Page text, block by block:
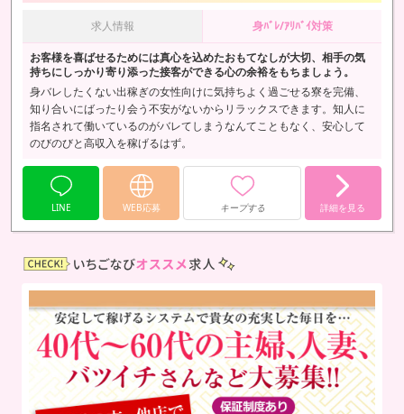
求人情報 身ﾊﾞﾚ/ｱﾘﾊﾞｲ対策
お客様を喜ばせるためには真心を込めたおもてなしが大切、相手の気
持ちにしっかり寄り添った接客ができる心の余裕をもちましょう。
身バレしたくない出稼ぎの女性向けに気持ちよく過ごせる寮を完備、
知り合いにばったり会う不安がないからリラックスできます。知人に
指名されて働いているのがバレてしまうなんてこともなく、安心して
のびのびと高収入を稼げるはず。
LINE WEB応募 キープする 詳細を見る